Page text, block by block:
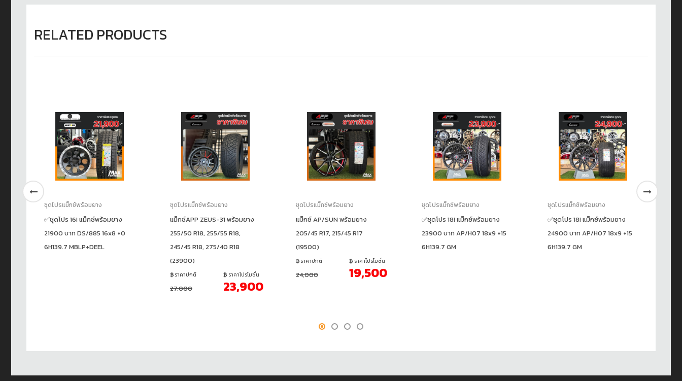
RELATED PRODUCTS
ชุดโปรแม็กซ์พร้อมยาง
✅ชุดโปร 16! แม็กซ์พร้อมยาง
21900 บาท DS/885 16x8 +0
6H139.7 MBLP+DEEL
ชุดโปรแม็กซ์พร้อมยาง
แม็กซ์APP ZEUS-31 พร้อมยาง
255/50 R18, 255/55 R18,
245/45 R18, 275/40 R18
(23900)
ราคาปกติ
27,000
ราคาโปรโมชั่น
23,900
ชุดโปรแม็กซ์พร้อมยาง
แม็กซ์ AP/SUN พร้อมยาง
205/45 R17, 215/45 R17
(19500)
ราคาปกติ
24,000
ราคาโปรโมชั่น
19,500
ชุดโปรแม็กซ์พร้อมยาง
✅ชุดโปร 18! แม็กซ์พร้อมยาง
23900 บาท AP/H07 18x9 +15
6H139.7 GM
ชุดโปรแม็กซ์พร้อมยาง
✅ชุดโปร 18! แม็กซ์พร้อมยาง
24900 บาท AP/H07 18x9 +15
6H139.7 GM